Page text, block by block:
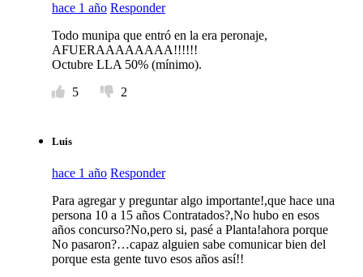
hace 1 año Responder
Todo munipa que entró en la era peronaje,
AFUERAAAAAAAA!!!!!!
Octubre LLA 50% (mínimo).
5
2
Luis
hace 1 año Responder
Para agregar y preguntar algo importante!,que hace una
persona 10 a 15 años Contratados?,No hubo en esos
años concurso?No,pero si, pasé a Planta!ahora porque
No pasaron?…capaz alguien sabe comunicar bien del
porque esta gente tuvo esos años así!!